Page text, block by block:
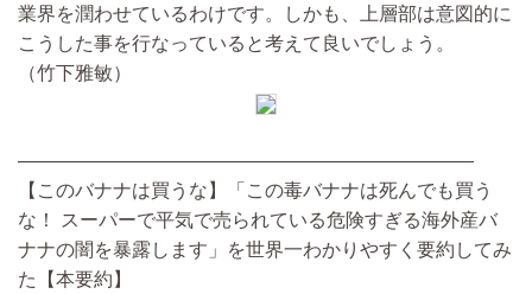
業界を潤わせているわけです。しかも、上層部は意図的に
こうした事を行なっていると考えて良いでしょう。
（竹下雅敏）
————————————————————————
【このバナナは買うな】「この毒バナナは死んでも買う
な！ スーパーで平気で売られている危険すぎる海外産バ
ナナの闇を暴露します」を世界一わかりやすく要約してみ
た【本要約】